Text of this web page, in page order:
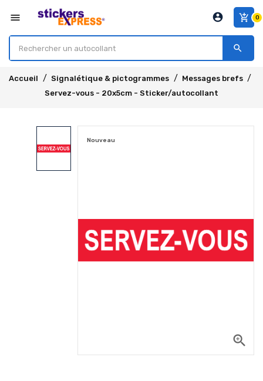
menu add_shopping_cart 0
account_circle
search
Accueil Signalétique & pictogrammes
Messages brefs
Servez-vous - 20x5cm - Sticker/autocollant
zoom_in
Nouveau